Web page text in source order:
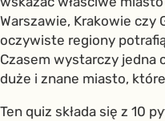
Warszawie, Krakowie czy
oczywiste regiony
Czasem wystarczy jedna
duże i znane miasto,
Ten quiz składa się z 10